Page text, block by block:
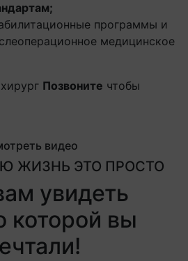
программы и
медицинское
Позвоните чтобы
видео
ЖИЗНЬ ЭТО ПРОСТО
увидеть
которой вы